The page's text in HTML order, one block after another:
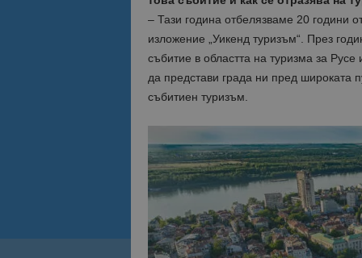
– Тази година отбелязваме 20 години
изложение „Уикенд туризъм“. През
събитие в областта на туризма за
да представи града ни пред широката
събитиен туризъм.